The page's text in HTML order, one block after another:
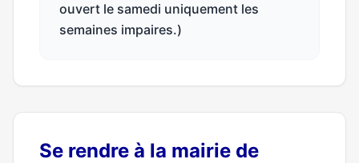
ouvert le samedi uniquement les
semaines impaires.)
Se rendre à la mairie de